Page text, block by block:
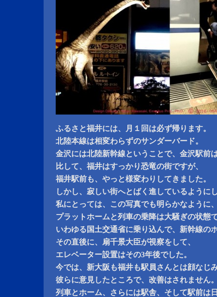
ふるさと福井には、月１回は必ず帰ります。
北陸本線は相変わらずのサンダーバード。
金沢には北陸新幹線ということで、金沢駅前
比して、福井はすっかり恐竜の街ですが、
福井駅前も、やっと様変わりしてきました。
しかし、寂しい街へとばく進しているように
私にとっては、この写真でも明らかなように
プラットホームと列車の乗降は大騒ぎの状態
いわゆる国土交通省に乗り込んで、新幹線の
その直後に、扇千景大臣が視察をして、
エレベーター設置はその3年後でした。
今では、新大阪も福井も駅員さんとは顔なじ
彼らに意見したところで、改善はされません
列車とホーム、さらには駅舎、そして駅前は